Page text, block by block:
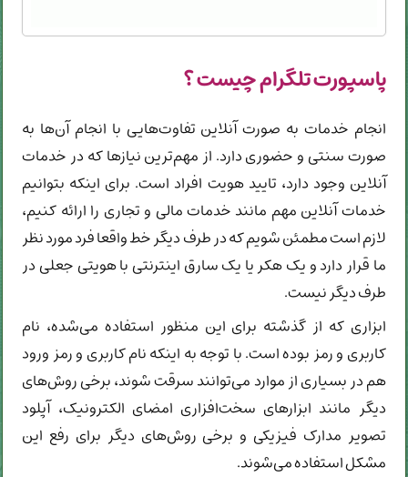
پاسپورت تلگرام چیست ؟
انجام خدمات به صورت آنلاین تفاوت‌هایی با انجام آن‌ها به
صورت سنتی و حضوری دارد. از مهم‌ترین نیازها که در خدمات
آنلاین وجود دارد، تایید هویت افراد است. برای اینکه بتوانیم
خدمات آنلاین مهم مانند خدمات مالی و تجاری را ارائه کنیم،
لازم است مطمئن شویم که در طرف دیگر خط واقعا فرد مورد نظر
ما قرار دارد و یک هکر یا یک سارق اینترنتی با هویتی جعلی در
طرف دیگر نیست.
ابزاری که از گذشته برای این منظور استفاده می‌شده، نام
کاربری و رمز بوده است. با توجه به اینکه نام کاربری و رمز ورود
هم در بسیاری از موارد می‌توانند سرقت شوند، برخی روش‌های
دیگر مانند ابزارهای سخت‌افزاری امضای الکترونیک، آپلود
تصویر مدارک فیزیکی و برخی روش‌های دیگر برای رفع این
مشکل استفاده می‌شوند.